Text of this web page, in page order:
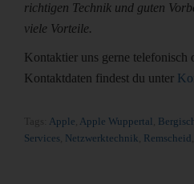
richtigen Technik und guten
viele Vorteile.
Kontaktier uns gerne telefonisch
Kontaktdaten findest du unter
Apple Apple Wuppertal
Services Netzwerktechnik Remscheid